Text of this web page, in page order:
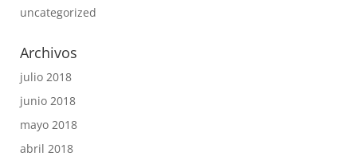
uncategorized
Archivos
julio 2018
junio 2018
mayo 2018
abril 2018